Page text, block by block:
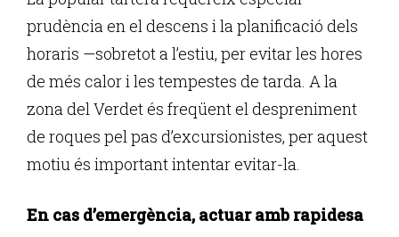
prudència en el descens i la planificació dels
horaris —sobretot a l’estiu, per evitar les hores
de més calor i les tempestes de tarda. A la
zona del Verdet és freqüent el despreniment
de roques pel pas d’excursionistes, per aquest
motiu és important intentar evitar-la.
En cas d’emergència, actuar amb rapidesa